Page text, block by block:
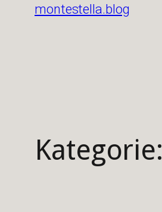
montestella.blog
Kategorie: